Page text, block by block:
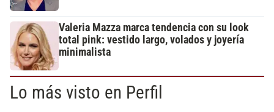
Valeria Mazza marca tendencia con su look
total pink: vestido largo, volados y joyería
minimalista
Lo más visto en Perfil